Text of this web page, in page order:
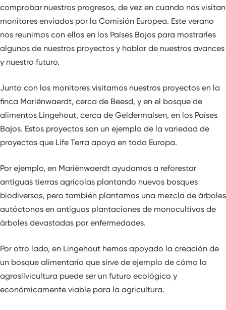
comprobar nuestros progresos, de vez en cuando nos visitan
monitores enviados por la Comisión Europea. Este verano
nos reunimos con ellos en los Países Bajos para mostrarles
algunos de nuestros proyectos y hablar de nuestros avances
y nuestro futuro.
Junto con los monitores visitamos nuestros proyectos en la
finca Mariënwaerdt, cerca de Beesd, y en el bosque de
alimentos Lingehout, cerca de Geldermalsen, en los Países
Bajos. Estos proyectos son un ejemplo de la variedad de
proyectos que Life Terra apoya en toda Europa.
Por ejemplo, en Mariënwaerdt ayudamos a reforestar
antiguas tierras agrícolas plantando nuevos bosques
biodiversos, pero también plantamos una mezcla de árboles
autóctonos en antiguas plantaciones de monocultivos de
árboles devastadas por enfermedades.
Por otro lado, en Lingehout hemos apoyado la creación de
un bosque alimentario que sirve de ejemplo de cómo la
agrosilvicultura puede ser un futuro ecológico y
económicamente viable para la agricultura.